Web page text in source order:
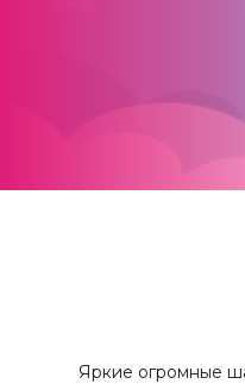
Яркие огромные